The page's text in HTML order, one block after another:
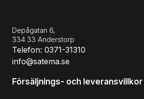
Depågatan 6,
334 33 Anderstorp
Telefon: 0371-31310
info@satema.se
Försäljnings- och leveransvillkor